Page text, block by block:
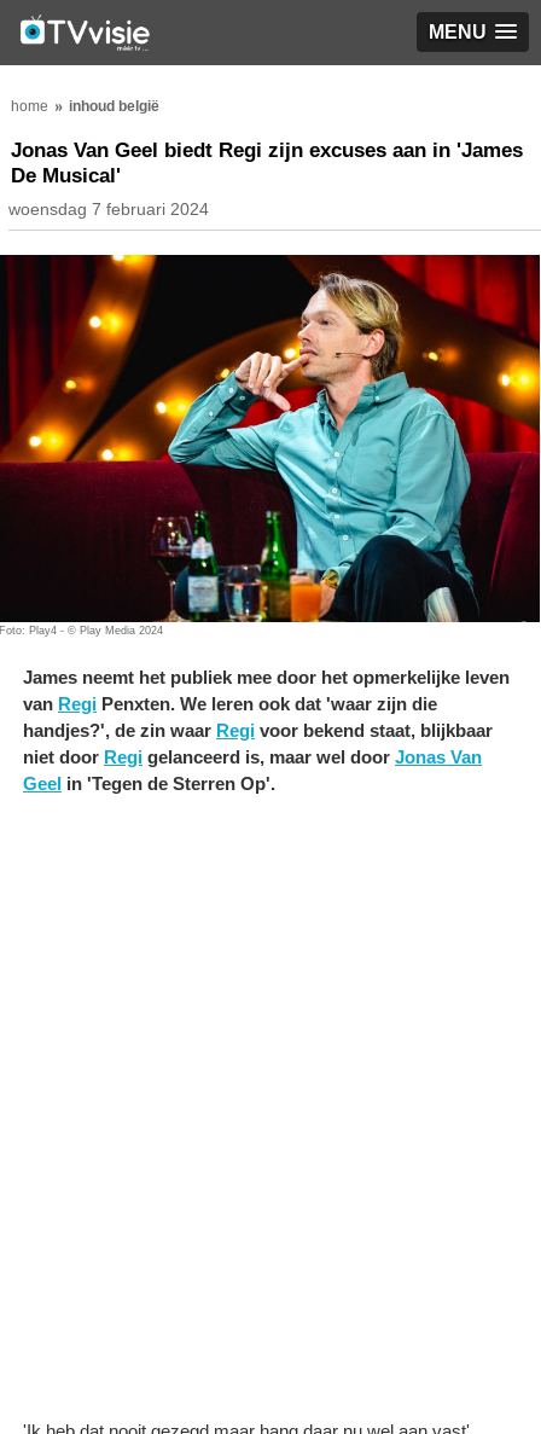
MENU
home inhoud belgië
Jonas Van Geel biedt Regi zijn excuses aan in 'James
De Musical'
woensdag 7 februari 2024
Foto: Play4 - © Play Media 2024
James neemt het publiek mee door het opmerkelijke leven
van Regi Penxten. We leren ook dat 'waar zijn die
handjes?', de zin waar Regi voor bekend staat, blijkbaar
niet door Regi gelanceerd is, maar wel door Jonas Van
Geel in 'Tegen de Sterren Op'.